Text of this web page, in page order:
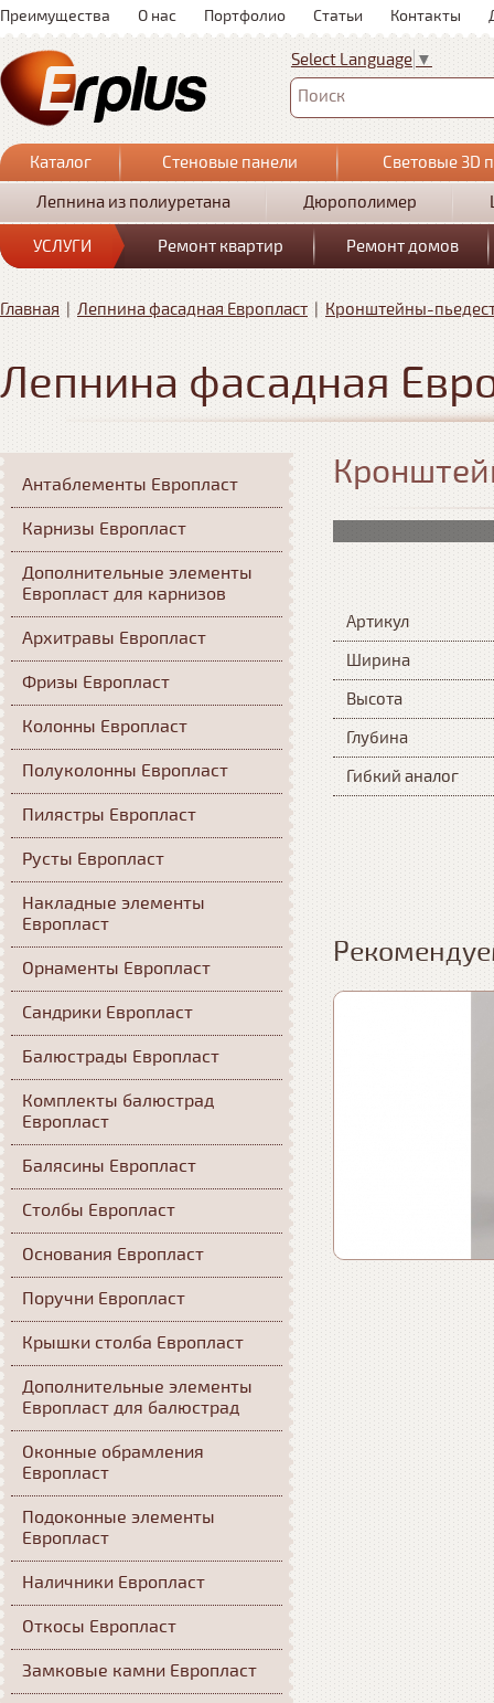
Преимущества О нас Портфолио Статьи Контакты
Select Language ▼
Поиск
Каталог Стеновые панели
Световые 3D
Лепнина из полиуретана
Дюрополимер
УСЛУГИ Ремонт квартир Ремонт домов
Главная | Лепнина фасадная Европласт | Кронштейны-
Лепнина фасадная
Артикул
Ширина
Высота
Глубина
Гибкий аналог
Антаблементы Европласт
Карнизы Европласт
Дополнительные элементы
Европласт для карнизов
Архитравы Европласт
Фризы Европласт
Колонны Европласт
Полуколонны Европласт
Пилястры Европласт
Русты Европласт
Накладные элементы
Европласт
Орнаменты Европласт
Сандрики Европласт
Балюстрады Европласт
Комплекты балюстрад
Европласт
Балясины Европласт
Столбы Европласт
Основания Европласт
Поручни Европласт
Крышки столба Европласт
Дополнительные элементы
Европласт для балюстрад
Оконные обрамления
Европласт
Подоконные элементы
Европласт
Наличники Европласт
Откосы Европласт
Замковые камни Европласт